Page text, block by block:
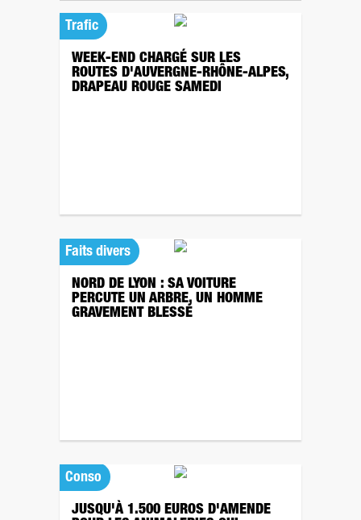
Trafic
WEEK-END CHARGÉ SUR LES
ROUTES D'AUVERGNE-RHÔNE-ALPES,
DRAPEAU ROUGE SAMEDI
Faits divers
NORD DE LYON : SA VOITURE
PERCUTE UN ARBRE, UN HOMME
GRAVEMENT BLESSÉ
Conso
JUSQU'À 1.500 EUROS D'AMENDE